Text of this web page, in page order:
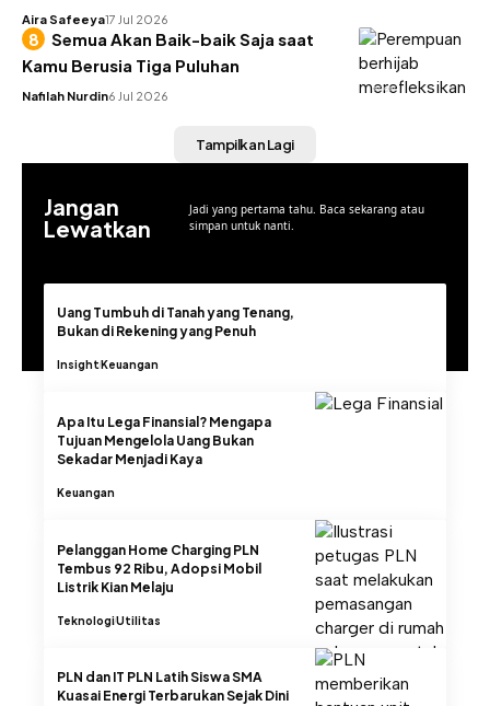
Aira Safeeya17 Jul 2026
INSIGHT
Semua Akan Baik-baik Saja saat
Kamu Berusia Tiga Puluhan
Nafilah Nurdin6 Jul 2026
Tampilkan Lagi
Jangan
Lewatkan
Jadi yang pertama tahu. Baca sekarang atau
simpan untuk nanti.
Uang Tumbuh di Tanah yang Tenang,
Bukan di Rekening yang Penuh
InsightKeuangan
Apa Itu Lega Finansial? Mengapa
Tujuan Mengelola Uang Bukan
Sekadar Menjadi Kaya
Keuangan
Pelanggan Home Charging PLN
Tembus 92 Ribu, Adopsi Mobil
Listrik Kian Melaju
TeknologiUtilitas
PLN dan IT PLN Latih Siswa SMA
Kuasai Energi Terbarukan Sejak Dini